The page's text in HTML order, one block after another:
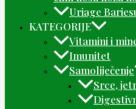
Uriage
KATEGORIJE
Vitamini i
Imunitet
Samoliječenje
Srce,